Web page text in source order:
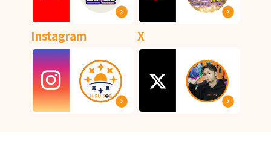
Instagram X